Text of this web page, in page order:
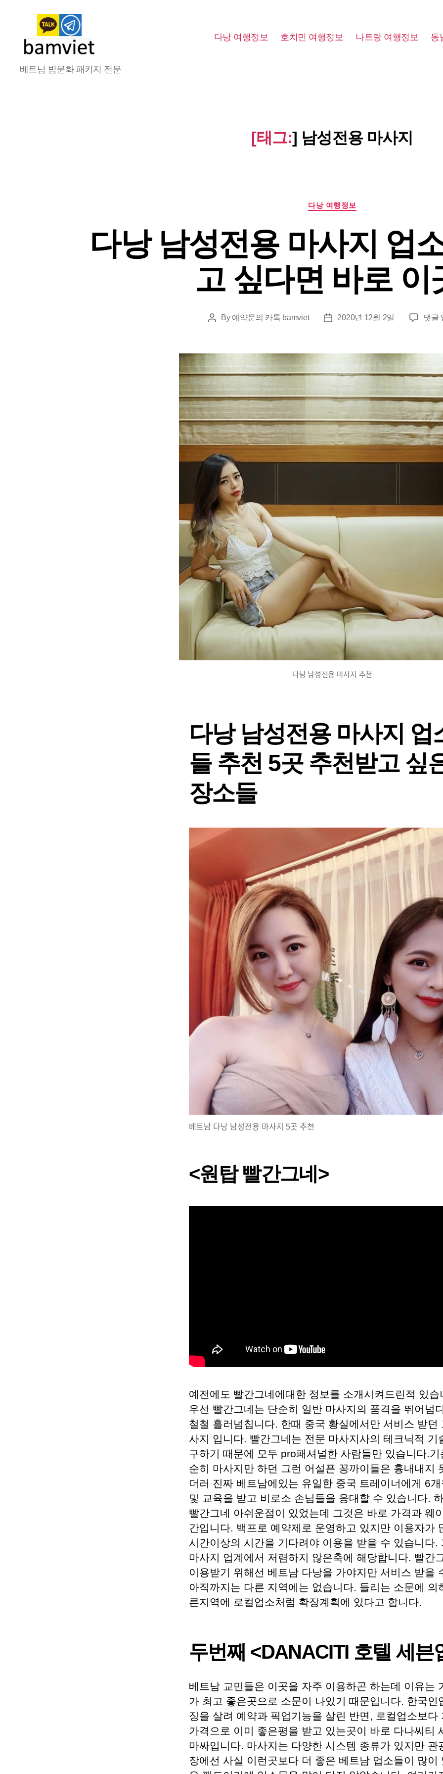
다
낭
베트남 밤문화 패키지 전문
다낭 여행정보 호치민 여행정보 나트랑 여행정보 동
[태그:] 남성전용 마사지
Categories
다낭 여행정보
다낭 남성전용 마사지 업
고 싶다면 바로 이
PostBy 예약문의 카톡 bamviet
Post2020년 12월 2일
다
성
용
사
지
업
소
들
싶
다
댓글
다낭 남성전용 마사지 추천
다낭 남성전용 마사지 업
들 추천 5곳 추천받고 싶
장소들
베트남 다낭 남성전용 마사지 5곳 추천
<원탑 빨간그네>
예전에도 빨간그네에대한 정보를 소개시켜드린적 있습
우선 빨간그네는 단순히 일반 마사지의 품격을 뛰어넘
철철 흘러넘칩니다. 한때 중국 황실에서만 서비스 받던
사지 입니다. 빨간그네는 전문 마사지사의 테크닉적 기
구하기 때문에 모두 pro패셔널한 사람들만 있습니다.기
순히 마사지만 하던 그런 어설픈 꽁까이들은 흉내내지
더러 진짜 베트남에있는 유일한 중국 트레이너에게 6
및 교육을 받고 비로소 손님들을 응대할 수 있습니다.
빨간그네 아쉬운점이 있었는데 그것은 바로 가격과 웨
간입니다. 백프로 예약제로 운영하고 있지만 이용자가
시간이상의 시간을 기다려야 이용을 받을 수 있습니다.
마사지 업계에서 저렴하지 않은축에 해당합니다. 빨간
이용받기 위해선 베트남 다낭을 가야지만 서비스 받을
아직까지는 다른 지역에는 없습니다. 들리는 소문에 의
른지역에 로컬업소처럼 확장계획에 있다고 합니다.
두번째 <DANACITI 호텔 세븐
베트남 교민들은 이곳을 자주 이용하곤 하는데 이유는
가 최고 좋은곳으로 소문이 나있기 때문입니다. 한국인
징을 살려 예약과 픽업기능을 살린 반면, 로컬업소보다
가격으로 이미 좋은평을 받고 있는곳이 바로 다나씨티
마싸입니다. 마사지는 다양한 시스템 종류가 있지만 관
장에선 사실 이런곳보다 더 좋은 베트남 업소들이 많이